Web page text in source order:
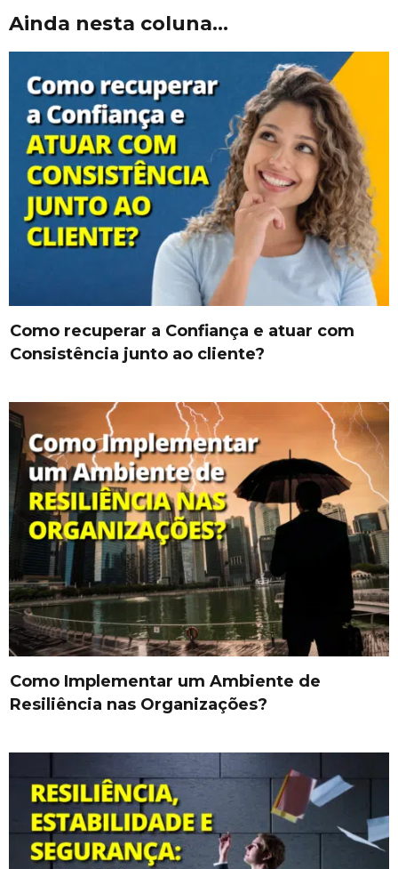
Ainda nesta coluna...
Como recuperar a Confiança e atuar com
Consistência junto ao cliente?
Como Implementar um Ambiente de
Resiliência nas Organizações?